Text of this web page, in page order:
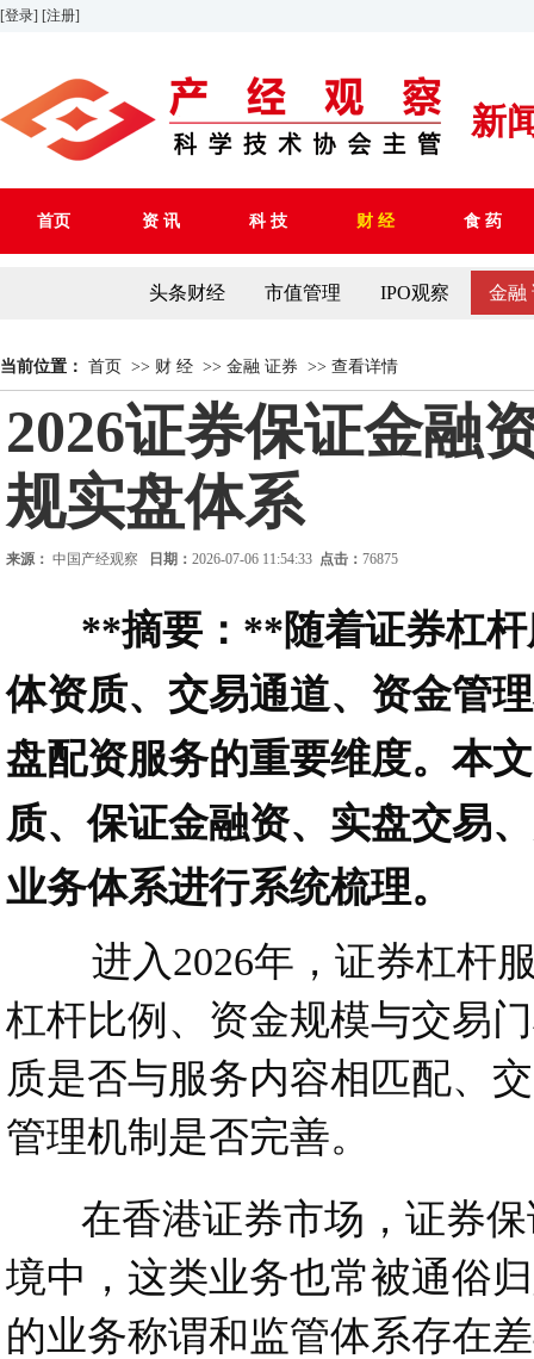
[登录] [注册]
新
首页 资 讯 科 技 财 经 食 药
头条财经 市值管理 IPO观察 金融
当前位置： 首页 >> 财 经 >> 金融 证券 >> 查看详情
2026证券保证金融
规实盘体系
来源： 中国产经观察 日期： 2026-07-06 11:54:33 点击： 76875
**摘要：**随着证券杠杆
体资质、交易通道、资金管
盘配资服务的重要维度。本
质、保证金融资、实盘交易
业务体系进行系统梳理。
进入2026年，证券杠杆服
杠杆比例、资金规模与交易
质是否与服务内容相匹配、
管理机制是否完善。
在香港证券市场，证券保
境中，这类业务也常被通俗
的业务称谓和监管体系存在